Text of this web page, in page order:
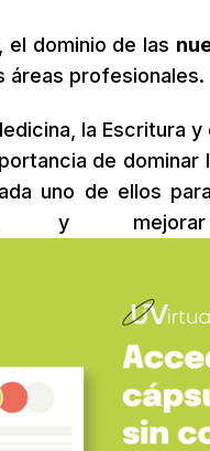
el dominio de las
áreas profesionales.
la Escritura
de dominar
uno de ellos
y